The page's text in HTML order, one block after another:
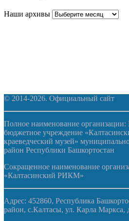
Наши архивы
© 2014-2026. Официальный сайт
Полное наименование
бюджетное учреждение
краеведческий музей»
район Республики Башкортостан
Сокращенное наименование
«Калтасинский РИКМ»
Адрес: 452860, Республика
район, с.Калтасы, ул. Карла Маркса,